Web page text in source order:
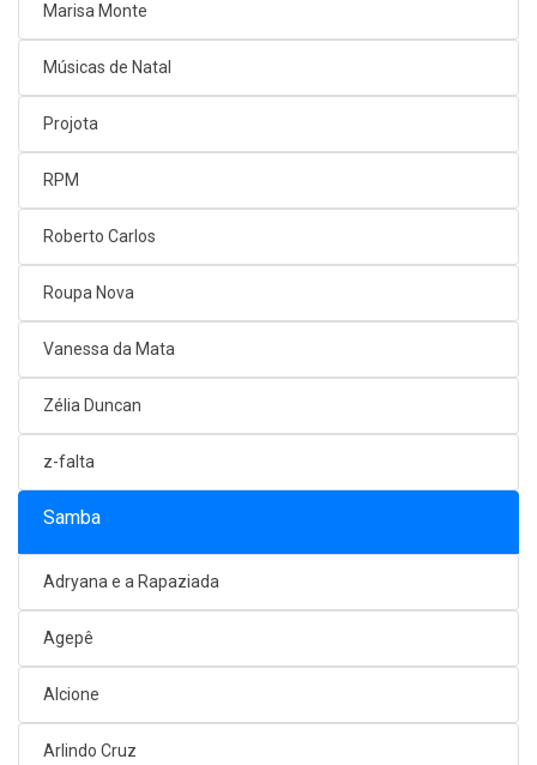
Marisa Monte
Músicas de Natal
Projota
RPM
Roberto Carlos
Roupa Nova
Vanessa da Mata
Zélia Duncan
z-falta
Samba
Adryana e a Rapaziada
Agepê
Alcione
Arlindo Cruz